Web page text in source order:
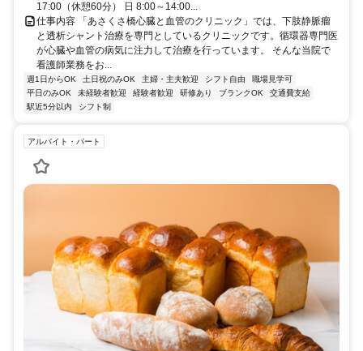
17:00（休憩60分） 日 8:00～14:00...
仕事内容 「あさくさ橋心臓と血管のクリニック」では、下肢静脈瘤
と透析シャント治療を専門としているクリニックです。循環器専門医
が心臓や血管の病気に注力して治療を行っています。 そんな当院で
看護師業務をお...
週1日からOK 土日祝のみOK 主婦・主夫歓迎 シフト自由
職場見学可
平日のみOK
未経験者歓迎 経験者歓迎 研修あり ブランクOK
交通費支給
駅近5分以内
シフト制
アルバイト・パート